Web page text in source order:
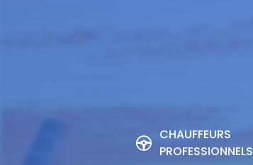
CHAUFFEURS
PROFESSIONNELS